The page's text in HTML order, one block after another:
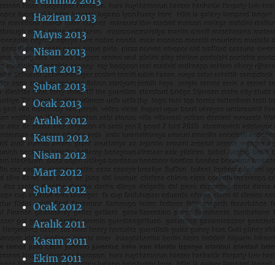
Haziran 2013
Mayıs 2013
Nisan 2013
Mart 2013
Şubat 2013
Ocak 2013
Aralık 2012
Kasım 2012
Nisan 2012
Mart 2012
Şubat 2012
Ocak 2012
Aralık 2011
Kasım 2011
Ekim 2011